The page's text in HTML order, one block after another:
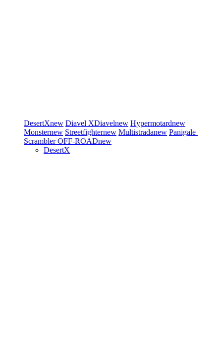
DesertXnew Diavel XDiavelnew Hypermotardnew
Monsternew Streetfighternew Multistradanew Panigale
ScramblerOFF-ROADnew
DesertX